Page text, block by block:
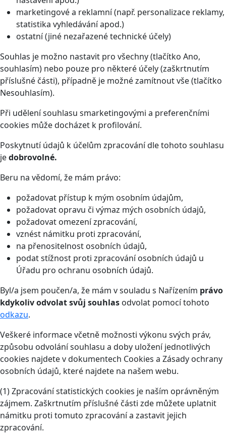
marketingové a reklamní (např. personalizace reklamy,
statistika vyhledávání apod.)
ostatní (jiné nezařazené technické účely)
Souhlas je možno nastavit pro všechny (tlačítko Ano,
souhlasím) nebo pouze pro některé účely (zaškrtnutím
příslušné části), případně je možné zamítnout vše (tlačítko
Nesouhlasím).
Při udělení souhlasu smarketingovými a preferenčními
cookies může docházet k profilování.
Poskytnutí údajů k účelům zpracování dle tohoto souhlasu
jedobrovolné.
Beru na vědomí, že mám právo:
požadovat přístup k mým osobním údajům,
požadovat opravu či výmaz mých osobních údajů,
požadovat omezení zpracování,
vznést námitku proti zpracování,
na přenositelnost osobních údajů,
podat stížnost proti zpracování osobních údajů u
Úřadu pro ochranu osobních údajů.
Byl/a jsem poučen/a, že mám v souladu s Nařízením právo
kdykoliv odvolat svůj souhlas odvolat pomocí tohoto
odkazu.
Veškeré informace včetně možnosti výkonu svých práv,
způsobu odvolání souhlasu a doby uložení jednotlivých
cookies najdete v dokumentech Cookies a Zásady ochrany
osobních údajů, které najdete na našem webu.
(1) Zpracování statistických cookies je naším oprávněným
zájmem. Zaškrtnutím příslušné části zde můžete uplatnit
námitku proti tomuto zpracování a zastavit jejich
zpracování.